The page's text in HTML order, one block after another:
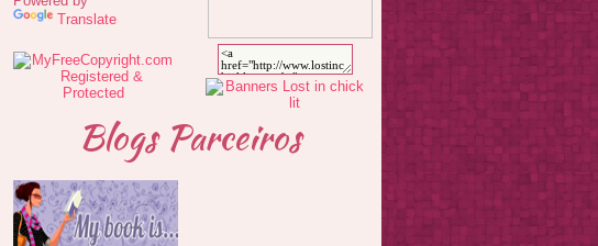
Translate
Blogs Parceiros